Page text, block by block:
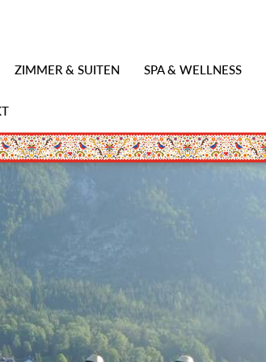
ZIMMER & SUITEN SPA & WELLNESS